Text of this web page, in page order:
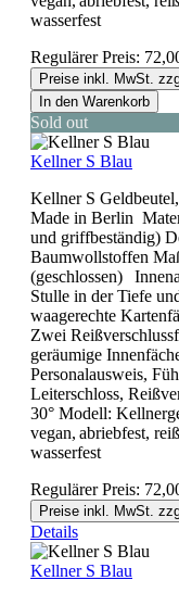
wasserfest
Regulärer Preis:
Preise inkl. MwSt.
In den Warenkorb
Sold out
Kellner S Blau
Kellner S
Made in Berlin
und griffbeständig)
Baumwollstoffen
(geschlossen)
Stulle in der Tiefe
waagerechte
Zwei
geräumige
Personalausweis,
Leiterschloss,
30° Modell:
vegan, abriebfest,
wasserfest
Regulärer Preis:
Preise inkl. MwSt.
Details
Kellner S Blau